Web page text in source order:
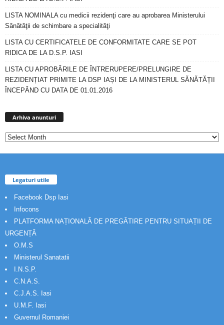
LISTA NOMINALA cu medicii rezidenţi care au aprobarea Ministerului
Sănătăţii de schimbare a specialităţi
LISTA CU CERTIFICATELE DE CONFORMITATE CARE SE POT
RIDICA DE LA D.S.P. IASI
LISTA CU APROBĂRILE DE ÎNTRERUPERE/PRELUNGIRE DE
REZIDENȚIAT PRIMITE LA DSP IAȘI DE LA MINISTERUL SĂNĂTĂȚII
ÎNCEPÂND CU DATA DE 01.01.2016
Arhiva anunturi
Legaturi utile
Facebook Dsp Iasi
Infocons
PLATFORMA NAȚIONALĂ DE PREGĂTIRE PENTRU SITUAȚII DE
URGENȚĂ
O.M.S
Ministerul Sanatatii
I.N.S.P.
C.N.A.S.
C.J.A.S. Iasi
U.M.F. Iasi
Guvernul Romaniei